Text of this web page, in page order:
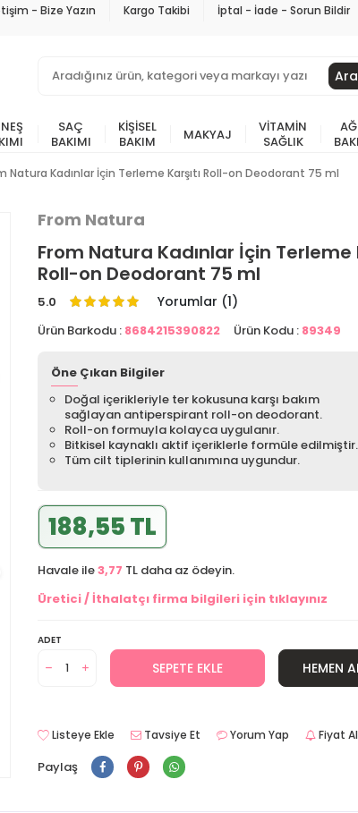
- Bize Yazın Kargo Takibi İptal - İade - Sorun Bildir
Ara
SAÇ
BAKIMI
KIŞISEL
BAKIM
MAKYAJ
VITAMIN
SAĞLIK
Natura Kadınlar İçin Terleme Karşıtı Roll-on Deodorant 75 ml
From Natura
From Natura Kadınlar İçin Terleme
Roll-on Deodorant 75 ml
5.0 Yorumlar (1)
Ürün Barkodu : 8684215390822 Ürün Kodu : 89349
Öne Çıkan Bilgiler
Doğal içerikleriyle ter kokusuna karşı bakım
sağlayan antiperspirant roll-on deodorant.
Roll-on formuyla kolayca uygulanır.
Bitkisel kaynaklı aktif içeriklerle formüle edilmiştir.
Tüm cilt tiplerinin kullanımına uygundur.
188,55 TL
Havale ile3,77 TL daha az ödeyin.
Üretici / İthalatçı firma bilgileri için tıklayınız
ADET
SEPETE EKLE HEMEN
Listeye Ekle Tavsiye Et Yorum Yap Fiyat
Paylaş